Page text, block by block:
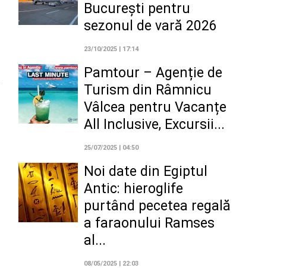
București pentru
sezonul de vară 2026
23/10/2025 | 17:14
Pamtour – Agenție de
Turism din Râmnicu
Vâlcea pentru Vacanțe
All Inclusive, Excursii...
25/07/2025 | 04:50
Noi date din Egiptul
Antic: hieroglife
purtând pecetea regală
a faraonului Ramses
al...
08/05/2025 | 22:03